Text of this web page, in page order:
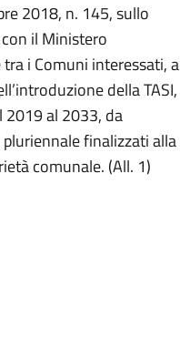
2018, n. 145, sullo
il Ministero
i Comuni interessati, a
della TASI,
al 2033, da
finalizzati alla
comunale. (All. 1)